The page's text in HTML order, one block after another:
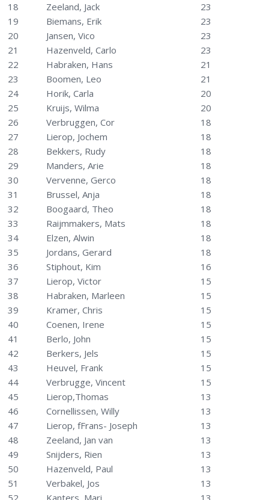
18
Zeeland, Jack
23
19
Biemans, Erik
23
20
Jansen, Vico
23
21
Hazenveld, Carlo
23
22
Habraken, Hans
21
23
Boomen, Leo
21
24
Horik, Carla
20
25
Kruijs, Wilma
20
26
Verbruggen, Cor
18
27
Lierop, Jochem
18
28
Bekkers, Rudy
18
29
Manders, Arie
18
30
Vervenne, Gerco
18
31
Brussel, Anja
18
32
Boogaard, Theo
18
33
Raijmmakers, Mats
18
34
Elzen, Alwin
18
35
Jordans, Gerard
18
36
Stiphout, Kim
16
37
Lierop, Victor
15
38
Habraken, Marleen
15
39
Kramer, Chris
15
40
Coenen, Irene
15
41
Berlo, John
15
42
Berkers, Jels
15
43
Heuvel, Frank
15
44
Verbrugge, Vincent
15
45
Lierop,Thomas
13
46
Cornellissen, Willy
13
47
Lierop, fFrans- Joseph
13
48
Zeeland, Jan van
13
49
Snijders, Rien
13
50
Hazenveld, Paul
13
51
Verbakel, Jos
13